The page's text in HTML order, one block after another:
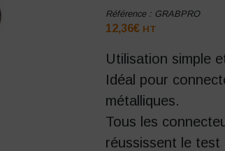
Référence : GRABPRO
12,36€ HT
Utilisation simple
Idéal pour
métalliques.
Tous les
réussissent le test